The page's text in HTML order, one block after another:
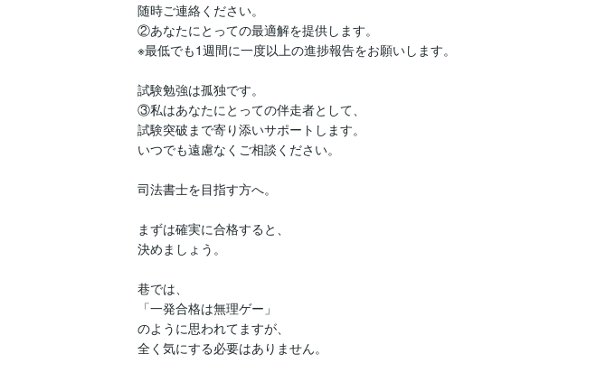
随時ご連絡ください。
②あなたにとっての最適解を提供します。
※最低でも1週間に一度以上の進捗報告をお願いします。
試験勉強は孤独です。
③私はあなたにとっての伴走者として、
試験突破まで寄り添いサポートします。
いつでも遠慮なくご相談ください。
司法書士を目指す方へ。
まずは確実に合格すると、
決めましょう。
巷では、
「一発合格は無理ゲー」
のように思われてますが、
全く気にする必要はありません。